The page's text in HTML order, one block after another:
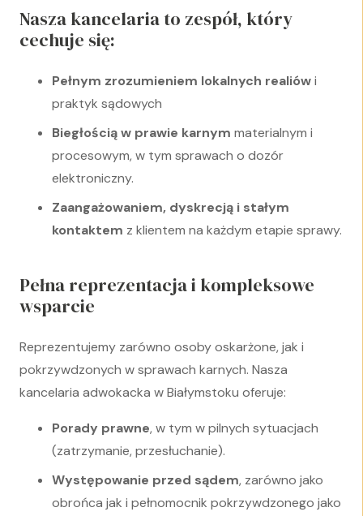
Nasza kancelaria to zespół, który
cechuje się:
Pełnym zrozumieniem lokalnych realiówi
praktyk sądowych
Biegłością w prawie karnym materialnym i
procesowym, w tym sprawach o dozór
elektroniczny.
Zaangażowaniem, dyskrecją i stałym
kontaktem z klientem na każdym etapie sprawy.
Pełna reprezentacja i kompleksowe
wsparcie
Reprezentujemy zarówno osoby oskarżone, jak i
pokrzywdzonych w sprawach karnych. Nasza
kancelaria adwokacka w Białymstoku oferuje:
Porady prawne, w tym w pilnych sytuacjach
(zatrzymanie, przesłuchanie).
Występowanie przed sądem, zarówno jako
obrońca jak i pełnomocnik pokrzywdzonego jako